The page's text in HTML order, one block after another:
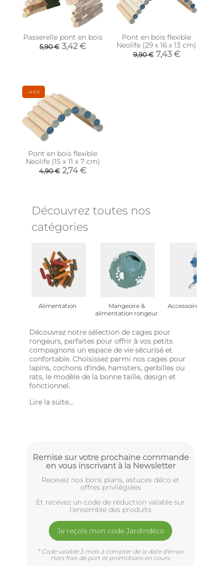
Passerelle pont en bois
5,90 € 3,42 €
Pont en bois flexible
Neolife (29 x 16 x 13 cm)
9,90 € 7,43 €
-44%
Pont en bois flexible
Neolife (15 x 11 x 7 cm)
4,90 € 2,74 €
Découvrez toutes nos
catégories
Alimentation
Mangeoire &
alimentation rongeur
Accessoire
Découvrez notre sélection de cages pour
rongeurs, parfaites pour offrir à vos petits
compagnons un espace de vie sécurisé et
confortable. Choisissez parmi nos cages pour
lapins, cochons d'Inde, hamsters, gerbilles ou
rats, le modèle de la bonne taille, design et
fonctionnel.
Lire la suite...
Remise sur votre prochaine commande
en vous inscrivant à la Newsletter
Recevez nos bons plans, astuces déco et
offres privilègiées
Et recevez un code de réduction valable sur
l'ensemble des produits
Je reçois mon code Jardindéco
* Code valable 3 mois à compter de la date d'envoi.
Hors frais de port et promotions en cours.